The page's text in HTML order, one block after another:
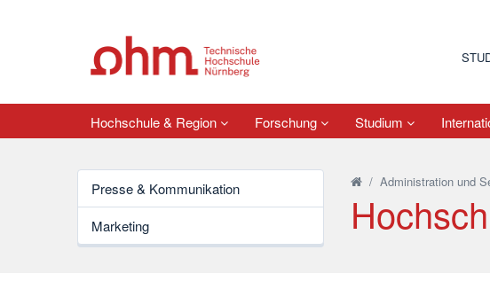
Hochschule & Region Forschung Studium
Presse & Kommunikation
Marketing
/ Administration und